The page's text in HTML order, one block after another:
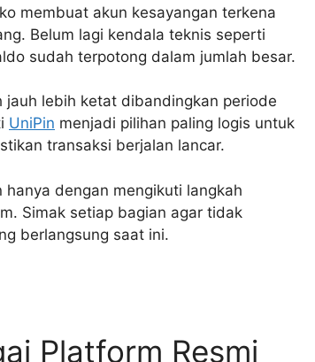
membuat akun kesayangan terkena
Belum lagi kendala teknis seperti
sudah terpotong dalam jumlah besar.
lebih ketat dibandingkan periode
UniPin menjadi pilihan paling logis untuk
transaksi berjalan lancar.
dengan mengikuti langkah
Simak setiap bagian agar tidak
berlangsung saat ini.
Platform Resmi